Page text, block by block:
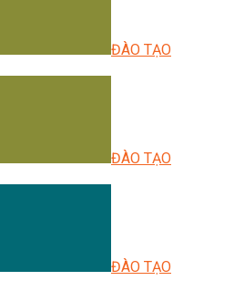
ĐÀO TẠO
ĐÀO TẠO
ĐÀO TẠO